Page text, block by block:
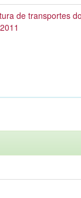
de transportes do